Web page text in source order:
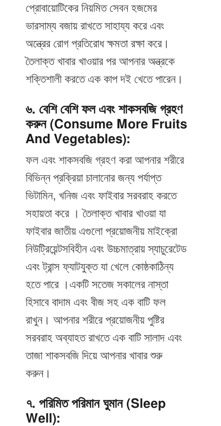
প্রোবায়োটিকের নিয়মিত সেবন হজমের
ভারসাম্য বজায় রাখতে সাহায্য করে এবং
অন্ত্রের রোগ প্রতিরোধ ক্ষমতা রক্ষা করে।
তৈলাক্ত খাবার খাওয়ার পর আপনার অন্ত্রকে
শক্তিশালী করতে এক কাপ দই খেতে পারেন।
৬. বেশি বেশি ফল এবং শাকসবজি গ্রহণ
করুন (Consume More Fruits
And Vegetables):
ফল এবং শাকসবজি গ্রহণ করা আপনার শরীরে
বিভিন্ন প্রক্রিয়া চালানোর জন্য পর্যাপ্ত
ভিটামিন, খনিজ এবং ফাইবার সরবরাহ করতে
সহায়তা করে । তৈলাক্ত খাবার খাওয়া যা
ফাইবার জাতীয় এগুলো প্রয়োজনীয় মাইক্রো
নিউট্রিয়েন্টসবিহীন এবং উচ্চমাত্রায় স্যাচুরেটেড
এবং ট্রান্স ফ্যাটযুক্ত যা খেলে কোষ্ঠকাঠিন্য
হতে পারে ।একটি সতেজ সকালের নাস্তা
হিসাবে বাদাম এবং বীজ সহ এক বাটি ফল
রাখুন। আপনার শরীরে প্রয়োজনীয় পুষ্টির
সরবরাহ অব্যাহত রাখতে এক বাটি সালাদ এবং
তাজা শাকসবজি দিয়ে আপনার খাবার শুরু
করুন।
৭. পরিমিত পরিমান ঘুমান (Sleep
Well):